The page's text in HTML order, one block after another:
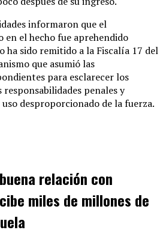
informaron que el
el hecho fue aprehendido
ha sido remitido a la Fiscalía 17 del
que asumió las
para esclarecer los
penales y
desproporcionado de la fuerza.
relación con
miles de millones de